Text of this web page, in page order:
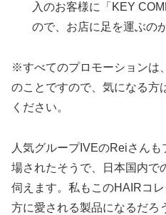
入のお客様に「KEY
ので、お店に足を運ぶの
※すべてのプロモーションは
のことですので、気になる方
ください。
人気グループIVEのReiさん
場されたそうで、日本国内で
伺えます。私もこのHAIRコ
方に愛される製品になるだろ